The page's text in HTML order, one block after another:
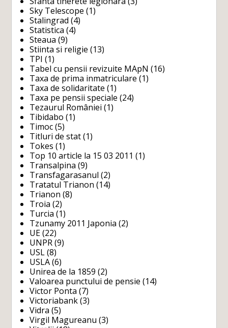
Sky Telescope (1)
Stalingrad (4)
Statistica (4)
Steaua (9)
Stiinta si religie (13)
TPI (1)
Tabel cu pensii revizuite MApN (16)
Taxa de prima inmatriculare (1)
Taxa de solidaritate (1)
Taxa pe pensii speciale (24)
Tezaurul României (1)
Tibidabo (1)
Timoc (5)
Titluri de stat (1)
Tokes (1)
Top 10 article la 15 03 2011 (1)
Transalpina (9)
Transfagarasanul (2)
Tratatul Trianon (14)
Trianon (8)
Troia (2)
Turcia (1)
Tzunamy 2011 Japonia (2)
UE (22)
UNPR (9)
USL (8)
USLA (6)
Unirea de la 1859 (2)
Valoarea punctului de pensie (14)
Victor Ponta (7)
Victoriabank (3)
Vidra (5)
Virgil Magureanu (3)